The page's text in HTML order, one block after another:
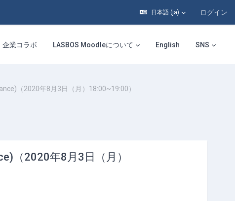
日本語 ‎(ja)‎ ログイン
企業コラボ LASBOS Moodleについて English SNS
（2020年8月3日（月）18:00~19:00）
（2020年8月3日（月）